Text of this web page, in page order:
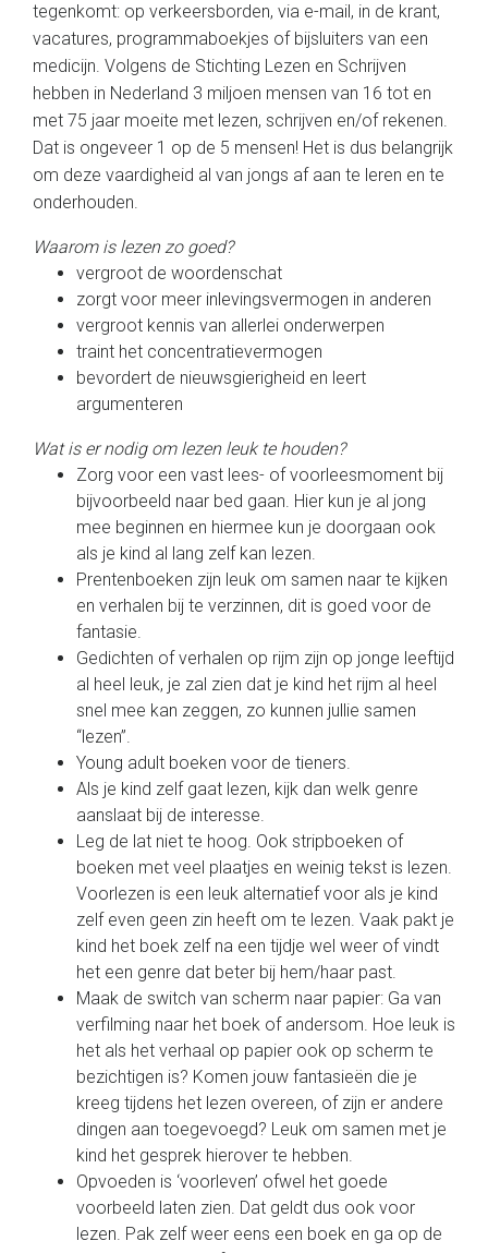
tegenkomt: op verkeersborden, via e-mail, in de krant,
vacatures, programmaboekjes of bijsluiters van een
medicijn. Volgens de Stichting Lezen en Schrijven
hebben in Nederland 3 miljoen mensen van 16 tot en
met 75 jaar moeite met lezen, schrijven en/of rekenen.
Dat is ongeveer 1 op de 5 mensen! Het is dus belangrijk
om deze vaardigheid al van jongs af aan te leren en te
onderhouden.
Waarom is lezen zo goed?
vergroot de woordenschat
zorgt voor meer inlevingsvermogen in anderen
vergroot kennis van allerlei onderwerpen
traint het concentratievermogen
bevordert de nieuwsgierigheid en leert
argumenteren
Wat is er nodig om lezen leuk te houden?
Zorg voor een vast lees- of voorleesmoment bij
bijvoorbeeld naar bed gaan. Hier kun je al jong
mee beginnen en hiermee kun je doorgaan ook
als je kind al lang zelf kan lezen.
Prentenboeken zijn leuk om samen naar te kijken
en verhalen bij te verzinnen, dit is goed voor de
fantasie.
Gedichten of verhalen op rijm zijn op jonge leeftijd
al heel leuk, je zal zien dat je kind het rijm al heel
snel mee kan zeggen, zo kunnen jullie samen
“lezen”.
Young adult boeken voor de tieners.
Als je kind zelf gaat lezen, kijk dan welk genre
aanslaat bij de interesse.
Leg de lat niet te hoog. Ook stripboeken of
boeken met veel plaatjes en weinig tekst is lezen.
Voorlezen is een leuk alternatief voor als je kind
zelf even geen zin heeft om te lezen. Vaak pakt je
kind het boek zelf na een tijdje wel weer of vindt
het een genre dat beter bij hem/haar past.
Maak de switch van scherm naar papier: Ga van
verfilming naar het boek of andersom. Hoe leuk is
het als het verhaal op papier ook op scherm te
bezichtigen is? Komen jouw fantasieën die je
kreeg tijdens het lezen overeen, of zijn er andere
dingen aan toegevoegd? Leuk om samen met je
kind het gesprek hierover te hebben.
Opvoeden is ‘voorleven’ ofwel het goede
voorbeeld laten zien. Dat geldt dus ook voor
lezen. Pak zelf weer eens een boek en ga op de